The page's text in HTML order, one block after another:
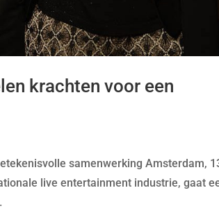
krachten voor een
samenwerking Amsterdam,
live entertainment industrie, gaat